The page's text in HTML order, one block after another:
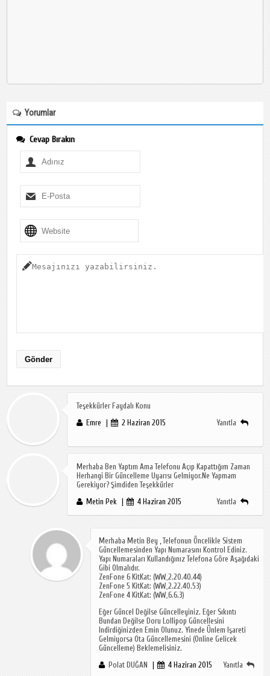
Yorumlar
Cevap Bırakın
Teşekkürler Faydalı Konu
Emre
2 Haziran 2015 Yanıtla
Merhaba Ben Yaptım Ama Telefonu Açıp Kapattığım Zaman
Herhangi Bir Güncelleme Uyarısı Gelmiyor.Ne Yapmam
Gerekiyor? Şimdiden Teşekkürler
Metin Pek
4 Haziran 2015 Yanıtla
Merhaba Metin Bey , Telefonun Öncelikle Sistem
Güncellemesinden Yapı Numarasını Kontrol Ediniz.
Yapı Numaraları Kullandığınız Telefona Göre Aşağıdaki
Gibi Olmalıdır.
ZenFone 6 KitKat: (WW_2.20.40.44)
ZenFone 5 KitKat: (WW_2.22.40.53)
ZenFone 4 KitKat: (WW_6.6.3)
Eğer Güncel Değilse Güncelleyiniz. Eğer Sıkıntı
Bundan Değilse Doru Lollipop Güncellesini
Indirdiğinizden Emin Olunuz. Yinede Ünlem Işareti
Gelmiyorsa Ota Güncellemesini (Online Gelicek
Güncelleme) Beklemelisiniz.
Polat DUĞAN
4 Haziran 2015 Yanıtla